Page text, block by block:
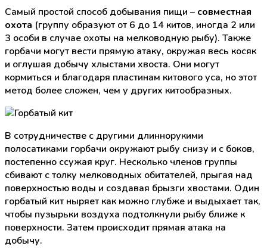
Самый простой способ добывания пищи – совместная
охота (группу образуют от 6 до 14 китов, иногда 2 или
3 особи в случае охоты на мелководную рыбу). Также
горбачи могут вести прямую атаку, окружая весь косяк
и оглушая добычу хлыстами хвоста. Они могут
кормиться и благодаря пластинам китового уса, но этот
метод более сложен, чем у других китообразных.
В сотрудничестве с другими длиннорукими
полосатиками горбачи окружают рыбу снизу и с боков,
постепенно ссужая круг. Несколько членов группы
сбивают с толку мелководных обитателей, прыгая над
поверхностью воды и создавая брызги хвостами. Один
горбатый кит ныряет как можно глубже и выдыхает так,
чтобы пузырьки воздуха подтолкнули рыбу ближе к
поверхности. Затем происходит прямая атака на
добычу.